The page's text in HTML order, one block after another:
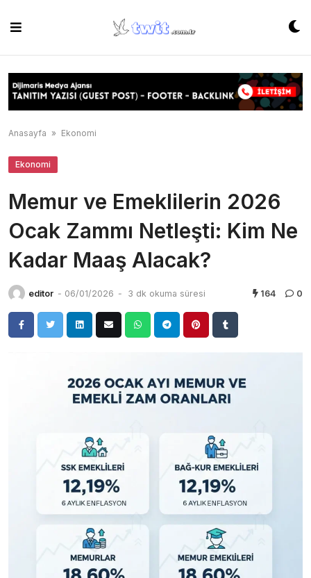
content
Anasayfa » Ekonomi
Ekonomi
Memur ve Emeklilerin 2026
Ocak Zammı Netleşti: Kim Ne
Kadar Maaş Alacak?
editor - 06/01/2026 - 3 dk okuma süresi 164 0